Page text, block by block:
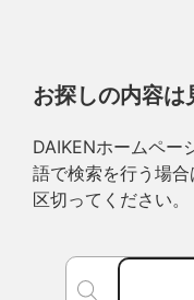
お探しの内容は
DAIKENホームペー
語で検索を行う場
区切ってください。